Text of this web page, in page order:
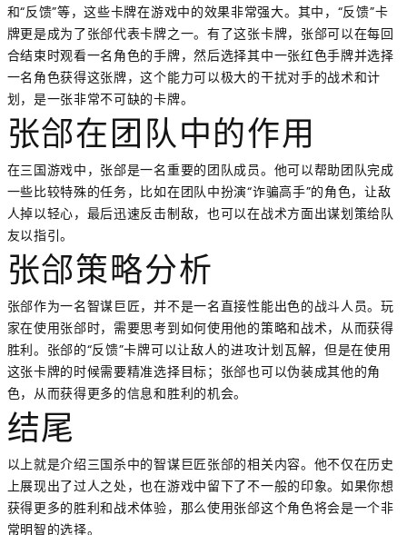
和“反馈”等，这些卡牌在游戏中的效果非常强大。其中，“反馈”卡
牌更是成为了张郃代表卡牌之一。有了这张卡牌，张郃可以在每回
合结束时观看一名角色的手牌，然后选择其中一张红色手牌并选择
一名角色获得这张牌，这个能力可以极大的干扰对手的战术和计
划，是一张非常不可缺的卡牌。
张郃在团队中的作用
在三国游戏中，张郃是一名重要的团队成员。他可以帮助团队完成
一些比较特殊的任务，比如在团队中扮演“诈骗高手”的角色，让敌
人掉以轻心，最后迅速反击制敌，也可以在战术方面出谋划策给队
友以指引。
张郃策略分析
张郃作为一名智谋巨匠，并不是一名直接性能出色的战斗人员。玩
家在使用张郃时，需要思考到如何使用他的策略和战术，从而获得
胜利。张郃的“反馈”卡牌可以让敌人的进攻计划瓦解，但是在使用
这张卡牌的时候需要精准选择目标；张郃也可以伪装成其他的角
色，从而获得更多的信息和胜利的机会。
结尾
以上就是介绍三国杀中的智谋巨匠张郃的相关内容。他不仅在历史
上展现出了过人之处，也在游戏中留下了不一般的印象。如果你想
获得更多的胜利和战术体验，那么使用张郃这个角色将会是一个非
常明智的选择。